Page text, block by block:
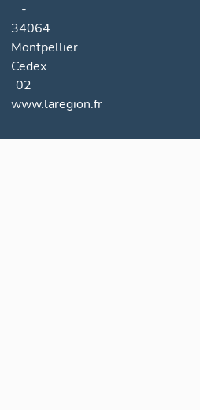
-
34064
Montpellier
Cedex
02
www.laregion.fr